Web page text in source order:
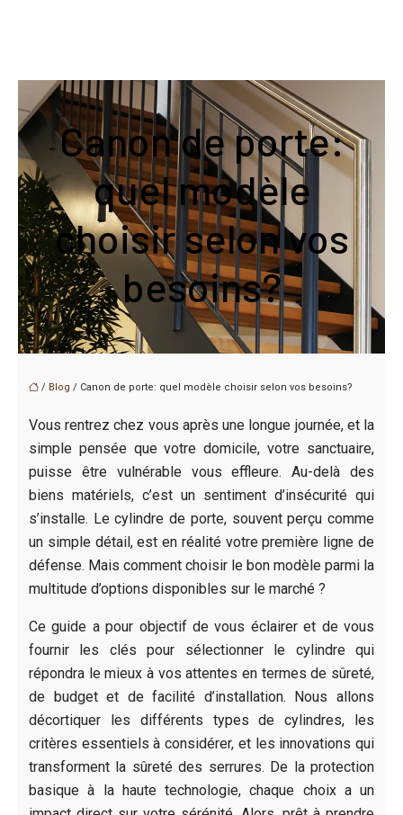
Canon de porte:
quel modèle
choisir selon vos
besoins?
/ Blog / Canon de porte: quel modèle choisir selon vos besoins?
Vous rentrez chez vous après une longue journée, et la
simple pensée que votre domicile, votre sanctuaire,
puisse être vulnérable vous effleure. Au-delà des
biens matériels, c’est un sentiment d’insécurité qui
s’installe. Le cylindre de porte, souvent perçu comme
un simple détail, est en réalité votre première ligne de
défense. Mais comment choisir le bon modèle parmi la
multitude d’options disponibles sur le marché ?
Ce guide a pour objectif de vous éclairer et de vous
fournir les clés pour sélectionner le cylindre qui
répondra le mieux à vos attentes en termes de sûreté,
de budget et de facilité d’installation. Nous allons
décortiquer les différents types de cylindres, les
critères essentiels à considérer, et les innovations qui
transforment la sûreté des serrures. De la protection
basique à la haute technologie, chaque choix a un